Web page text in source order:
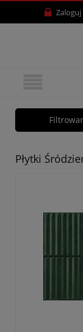
Zaloguj
Płytki